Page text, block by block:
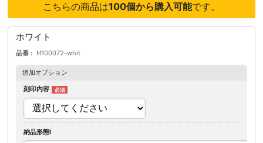
こちらの商品は100個から購入可能です。
ホワイト
品番 H100072-whit
追加オプション
刻印内容
納品形態I